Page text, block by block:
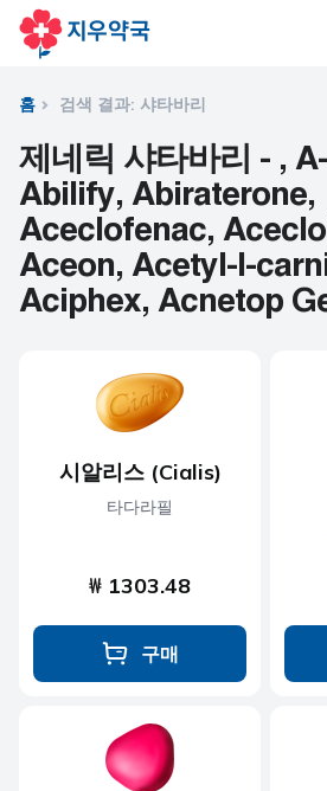
홈 검색 결과: 샤타바리
제네릭 샤타바리 - ,
Abilify, Abiraterone,
Aceclofenac,
Aceon, Acetyl-l-
Aciphex, Acnetop
시알리스 (Cialis)
타다라필
₩ 1303.48
구매